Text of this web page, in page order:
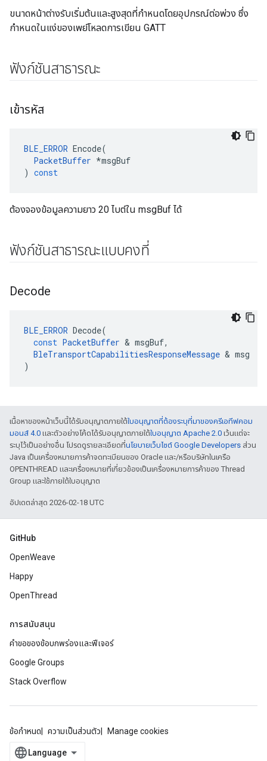
ขนาดหน้าต่างรับเริ่มต้นและสูงสุดที่กำหนดโดยอุปกรณ์ต่อพ่วง ซึ่ง
กำหนดในแง่ของเพย์โหลดการเขียน GATT
ฟังก์ชันสาธารณะ
เข้ารหัส
BLE_ERROR Encode(
PacketBuffer *msgBuf
) const
ต้องจองข้อมูลความยาว 20 ไบต์ใน msgBuf ได้
ฟังก์ชันสาธารณะแบบคงที่
Decode
BLE_ERROR Decode(
const PacketBuffer & msgBuf,
BleTransportCapabilitiesResponseMessage & msg
)
เนื้อหาของหน้าเว็บนี้ได้รับอนุญาตภายใต้ใบอนุญาตที่ต้องระบุที่มาของครีเอทีฟคอม
มอนส์ 4.0 และตัวอย่างโค้ดได้รับอนุญาตภายใต้ใบอนุญาต Apache 2.0 เว้นแต่จะ
ระบุไว้เป็นอย่างอื่น โปรดดูรายละเอียดที่นโยบายเว็บไซต์ Google Developers ส่วน
Java เป็นเครื่องหมายการค้าจดทะเบียนของ Oracle และ/หรือบริษัทในเครือ
OPENTHREAD และเครื่องหมายที่เกี่ยวข้องเป็นเครื่องหมายการค้าของ Thread
Group และใช้ภายใต้ใบอนุญาต
อัปเดตล่าสุด 2026-02-18 UTC
GitHub
OpenWeave
Happy
OpenThread
การสนับสนุน
คำขอของข้อบกพร่องและฟีเจอร์
Google Groups
Stack Overflow
ข้อกำหนด ความเป็นส่วนตัว Manage cookies